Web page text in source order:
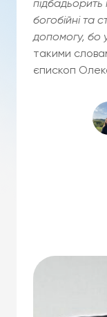
підбадьорить
богобійні та
допомогу, бо
такими
єпископ